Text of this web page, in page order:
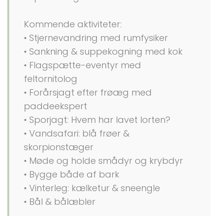
Kommende aktiviteter:
• Stjernevandring med rumfysiker
• Sankning & suppekogning med kok
• Flagspætte-eventyr med
feltornitolog
• Forårsjagt efter frøæg med
paddeekspert
• Sporjagt: Hvem har lavet lorten?
• Vandsafari: blå frøer &
skorpionstæger
• Møde og holde smådyr og krybdyr
• Bygge både af bark
• Vinterleg: kælketur & sneengle
• Bål & bålæbler